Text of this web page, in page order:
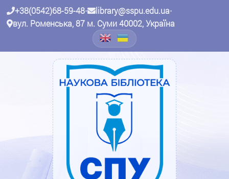
+38(0542)68-59-48• library@sspu.edu.ua•
вул. Роменська, 87 м. Суми 40002, Україна